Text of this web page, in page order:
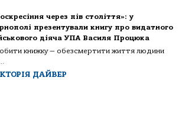
через пів століття»: у
презентували книгу про видатного
діяча УПА Василя Процюка
книжку — обезсмертити життя людини
ДАЙВЕР